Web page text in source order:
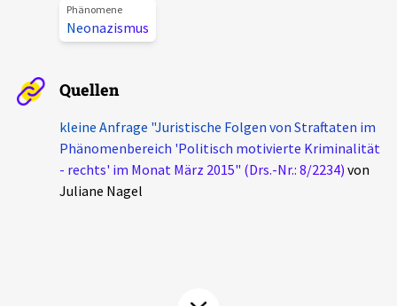
Veranstaltungen
Pressemitteilungen
Podcasts
Projektbeschreibung
Unterstützer_innen
chronik.LE in der Presse
Phänomene
Neonazismus
Quellen
kleine Anfrage "Juristische Folgen von Straftaten im
Phänomenbereich 'Politisch motivierte Kriminalität
- rechts' im Monat März 2015" (Drs.-Nr.: 8/2234) von
Juliane Nagel